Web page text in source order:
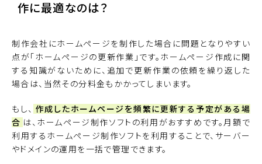
作に最適なのは？
制作会社にホームページを制作した場合に問題となりやすい
点が「ホームページの更新作業」です。ホームページ作成に関
する知識がないために、追加で更新作業の依頼を繰り返した
場合は、当然その分料金もかかってしまいます。
もし、 作成したホームページを頻繁に更新する予定がある場
合 は、ホームページ制作ソフトの利用がおすすめです。月額で
利用するホームページ制作ソフトを利用することで、サーバー
やドメインの運用を一括で管理できます。